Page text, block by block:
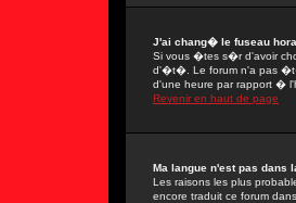
J'ai chang� le fuseau
Si vous �tes s�r d'avoir
d'�t�. Le forum n'a pas
d'une heure par rapport �
Revenir en haut de page
Ma langue n'est pas dans
Les raisons les plus
encore traduit ce forum